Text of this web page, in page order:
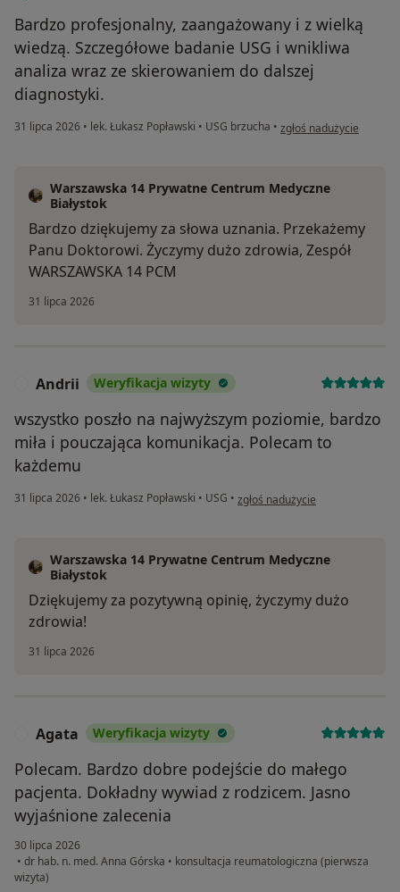
Bardzo profesjonalny, zaangażowany i z wielką
wiedzą. Szczegółowe badanie USG i wnikliwa
analiza wraz ze skierowaniem do dalszej
diagnostyki.
31 lipca 2026 • lek. Łukasz Popławski • USG brzucha • w opinii użytkownika
zgłoś nadużycie
Warszawska 14 Prywatne Centrum Medyczne
Białystok
Bardzo dziękujemy za słowa uznania. Przekażemy
Panu Doktorowi. Życzymy dużo zdrowia, Zespół
WARSZAWSKA 14 PCM
31 lipca 2026
Andrii Weryfikacja wizyty
wszystko poszło na najwyższym poziomie, bardzo
miła i pouczająca komunikacja. Polecam to
każdemu
31 lipca 2026 • lek. Łukasz Popławski • USG • w opinii użytkownika Andrii
zgłoś nadużycie
Warszawska 14 Prywatne Centrum Medyczne
Białystok
Dziękujemy za pozytywną opinię, życzymy dużo
zdrowia!
31 lipca 2026
Agata Weryfikacja wizyty
Polecam. Bardzo dobre podejście do małego
pacjenta. Dokładny wywiad z rodzicem. Jasno
wyjaśnione zalecenia
30 lipca 2026
• dr hab. n. med. Anna Górska • konsultacja reumatologiczna (pierwsza
wizyta)